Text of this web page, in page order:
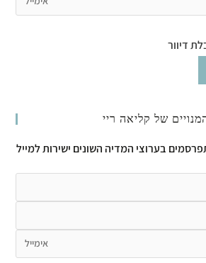
דיוור
של קליאה ריי
בערוצי המדיה השונים ישירות למייל